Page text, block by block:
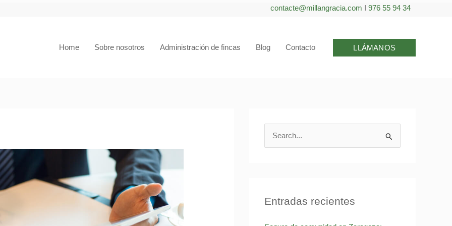
contacte@millangracia.com I 976 55 94 34
Home Sobre nosotros Administración de fincas Blog Contacto LLÁMANOS
u
rEntradas recientes